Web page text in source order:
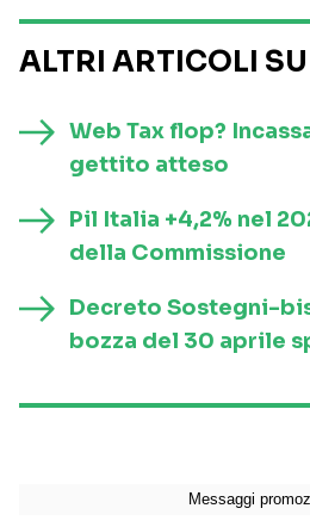
ALTRI ARTICOLI SU
Web Tax flop?
gettito atteso
Pil Italia +4,2% nel
della Commissione
Decreto Sostegni-
bozza del 30 aprile